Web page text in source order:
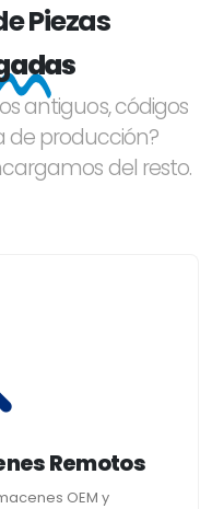
Piezas
antiguos, códigos
de producción?
del resto.
Remotos
OEM y